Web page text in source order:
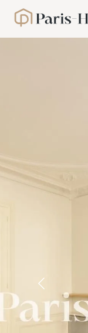
Paris-Housing -
Panneau de